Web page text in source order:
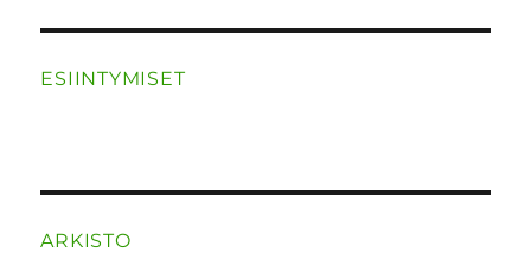
ESIINTYMISET
ARKISTO